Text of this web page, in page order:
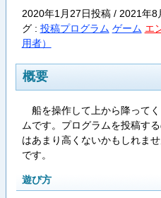
2020年1月27日投稿 / 2021年
グ : 投稿プログラム ゲーム エ
用者）
概要
船を操作して上から降って
ムです。プログラムを投稿す
はあまり高くないかもしれま
です。
遊び方